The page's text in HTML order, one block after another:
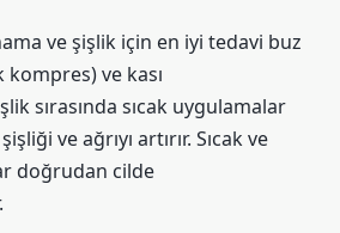
ve şişlik için en iyi tedavi buz
ve kası
sırasında sıcak uygulamalar
ve ağrıyı artırır. Sıcak ve
doğrudan cilde